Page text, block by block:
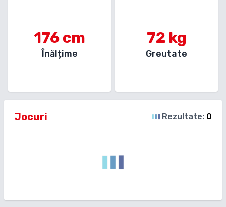
176cm
Înălțime
72 kg
Greutate
Jocuri Rezultate: 0